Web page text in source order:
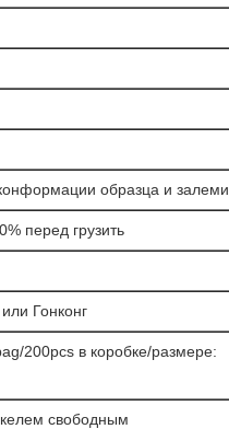
образца и залеми
перед грузить
Гонконг
200pcs в коробке/размере:
свободным